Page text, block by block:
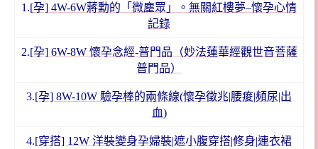
1.[孕] 4W-6W蔣勳的「微塵眾」。無關紅樓夢–懷孕心情
記錄
2.[孕] 6W-8W 懷孕念經-普門品（妙法蓮華經觀世音菩薩
普門品）
3.[孕] 8W-10W 驗孕棒的兩條線(懷孕徵兆|腰痠|頻尿|出
血)
4.[穿搭] 12W 洋裝變身孕婦裝|遮小腹穿搭|修身|連衣裙